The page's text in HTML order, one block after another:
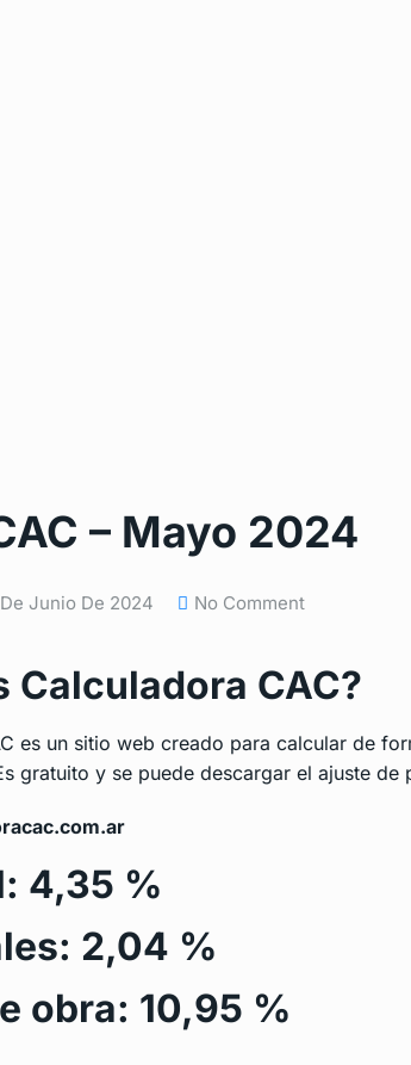
– Mayo 2024
Junio De 2024 No Comment
Calculadora CAC?
es un sitio web creado para calcular de
gratuito y se puede descargar el ajuste de
4,35 %
2,04 %
obra: 10,95 %